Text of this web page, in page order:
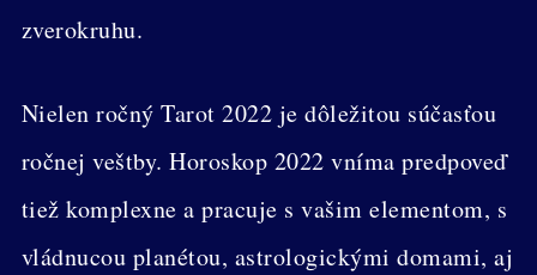
zverokruhu.
Nielen ročný Tarot 2022 je dôležitou súčasťou
ročnej veštby. Horoskop 2022 vníma predpoveď
tiež komplexne a pracuje s vašim elementom, s
vládnucou planétou, astrologickými domami, aj